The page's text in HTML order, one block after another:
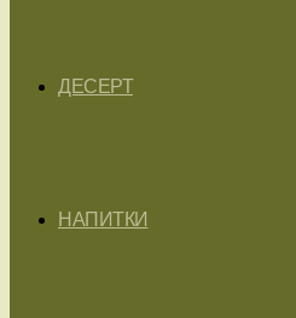
ДЕСЕРТ
НАПИТКИ